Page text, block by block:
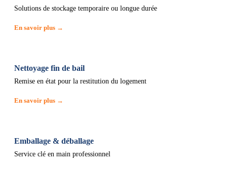
Solutions de stockage temporaire ou longue durée
En savoir plus →
Nettoyage fin de bail
Remise en état pour la restitution du logement
En savoir plus →
Emballage & déballage
Service clé en main professionnel